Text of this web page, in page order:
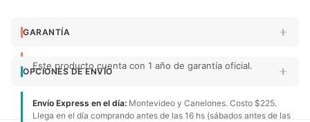
GARANTÍA
Este producto cuenta con 1 año de garantía oficial.
OPCIONES DE ENVÍO
Envío Express en el día: Montevideo y Canelones. Costo $225.
Llega en el día comprando antes de las 16 hs (sábados antes de las